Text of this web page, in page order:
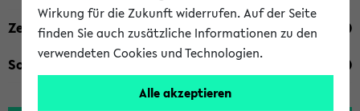
Zeiten
Sonstiges
Wirkung für die Zukunft widerrufen. Auf der Seite
finden Sie auch zusätzliche Informationen zu den
verwendeten Cookies und Technologien.
Alle akzeptieren